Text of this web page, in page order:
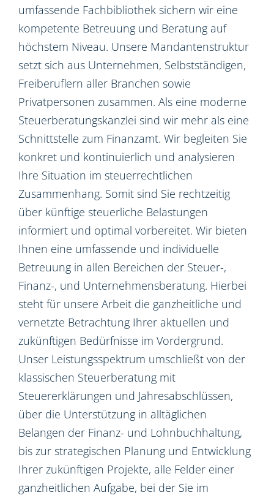
umfassende Fachbibliothek sichern wir eine
kompetente Betreuung und Beratung auf
höchstem Niveau. Unsere Mandantenstruktur
setzt sich aus Unternehmen, Selbstständigen,
Freiberuflern aller Branchen sowie
Privatpersonen zusammen. Als eine moderne
Steuerberatungskanzlei sind wir mehr als eine
Schnittstelle zum Finanzamt. Wir begleiten Sie
konkret und kontinuierlich und analysieren
Ihre Situation im steuerrechtlichen
Zusammenhang. Somit sind Sie rechtzeitig
über künftige steuerliche Belastungen
informiert und optimal vorbereitet. Wir bieten
Ihnen eine umfassende und individuelle
Betreuung in allen Bereichen der Steuer-,
Finanz-, und Unternehmensberatung. Hierbei
steht für unsere Arbeit die ganzheitliche und
vernetzte Betrachtung Ihrer aktuellen und
zukünftigen Bedürfnisse im Vordergrund.
Unser Leistungsspektrum umschließt von der
klassischen Steuerberatung mit
Steuererklärungen und Jahresabschlüssen,
über die Unterstützung in alltäglichen
Belangen der Finanz- und Lohnbuchhaltung,
bis zur strategischen Planung und Entwicklung
Ihrer zukünftigen Projekte, alle Felder einer
ganzheitlichen Aufgabe, bei der Sie im